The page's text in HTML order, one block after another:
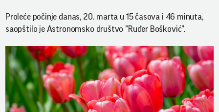
Proleće počinje danas, 20. marta u 15 časova i 46 minuta,
saopštilo je Astronomsko društvo "Ruđer Bošković".